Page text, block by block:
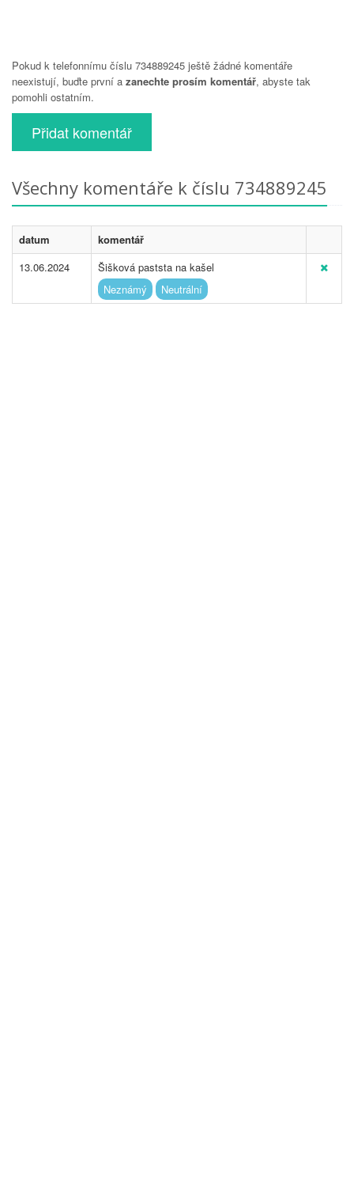
Pokud k telefonnímu číslu 734889245 ještě žádné komentáře
neexistují, buďte první a zanechte prosím komentář, abyste tak
pomohli ostatním.
Přidat komentář
Všechny komentáře k číslu 734889245
datum
komentář
13.06.2024
Šišková paststa na kašel
Neznámý
Neutrální